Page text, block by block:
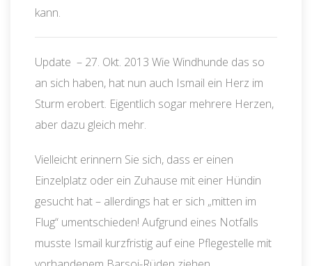
kann.
Update – 27. Okt. 2013 Wie Windhunde das so
an sich haben, hat nun auch Ismail ein Herz im
Sturm erobert. Eigentlich sogar mehrere Herzen,
aber dazu gleich mehr.
Vielleicht erinnern Sie sich, dass er einen
Einzelplatz oder ein Zuhause mit einer Hündin
gesucht hat – allerdings hat er sich „mitten im
Flug“ umentschieden! Aufgrund eines Notfalls
musste Ismail kurzfristig auf eine Pflegestelle mit